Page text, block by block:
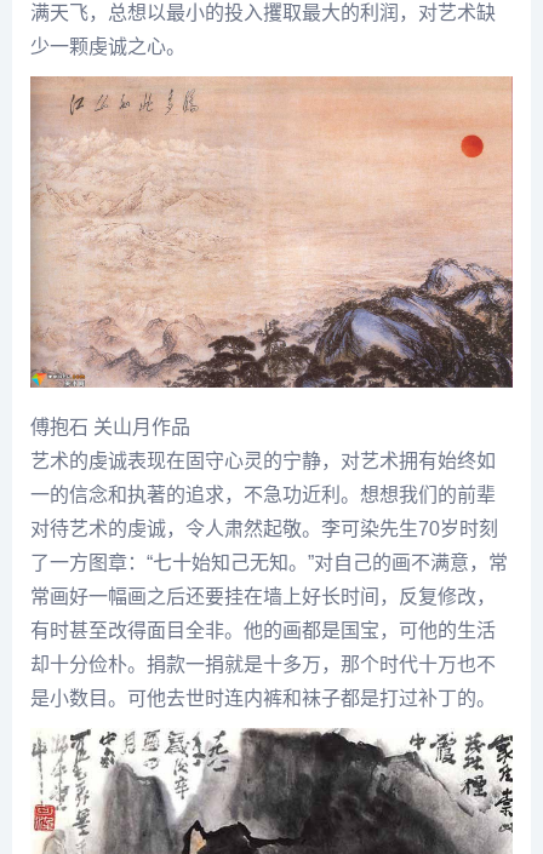
满天飞，总想以最小的投入攫取最大的利润，对艺术缺
少一颗虔诚之心。
傅抱石 关山月 作品
艺术的虔诚表现在固守心灵的宁静，对艺术拥有始终如
一的信念和执著的追求，不急功近利。想想我们的前辈
对待艺术的虔诚，令人肃然起敬。 李可染先生70岁时刻
了一方图章：“七十始知己无知。”对自己的画不满意，常
常画好一幅画之后还要挂在墙上好长时间，反复修改，
有时甚至改得面目全非。他的画都是国宝，可他的生活
却十分俭朴。捐款一捐就是十多万，那个时代十万也不
是小数目。可他去世时连内裤和袜子都是打过补丁的。